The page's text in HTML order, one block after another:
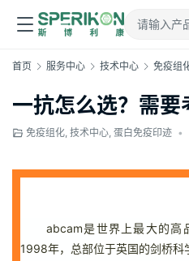
首页 服务中心 技术中心 免疫组
一抗怎么选？需要
免疫组化, 技术中心, 蛋白免疫印迹 •
abcam是世界上最大的高
1998年，总部位于英国的剑桥科